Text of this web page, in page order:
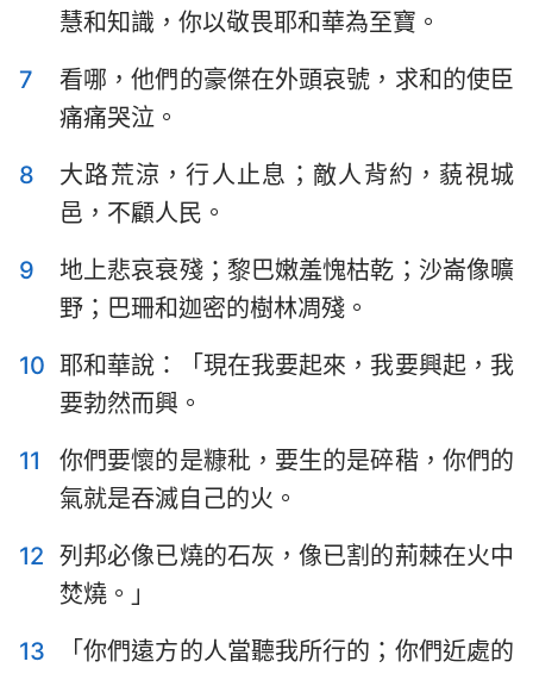
瑪拉基書
慧和知識，你以敬畏耶和華為至寶。
7
看哪，他們的豪傑在外頭哀號，求和的使臣
痛痛哭泣。
8
大路荒涼，行人止息；敵人背約，藐視城
邑，不顧人民。
9
地上悲哀衰殘；黎巴嫩羞愧枯乾；沙崙像曠
野；巴珊和迦密的樹林凋殘。
10 耶和華說：「現在我要起來，我要興起，我
要勃然而興。
11
你們要懷的是糠秕，要生的是碎稭，你們的
氣就是吞滅自己的火。
12 列邦必像已燒的石灰，像已割的荊棘在火中
焚燒。」
13
「你們遠方的人當聽我所行的；你們近處的